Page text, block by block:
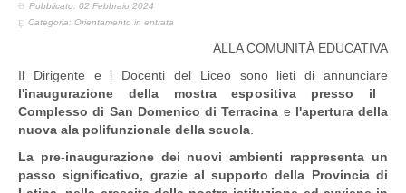
Pubblicato: 02 Febbraio 2024
Categoria: Orientamento in entrata
ALLA COMUNITÀ EDUCATIVA
Il Dirigente e i Docenti del Liceo sono lieti di annunciare
l'inaugurazione della mostra espositiva presso il
Complesso di San Domenico di Terracina e l'apertura della
nuova ala polifunzionale della scuola
La pre-inaugurazione dei nuovi ambienti rappresenta un
passo significativo, grazie al supporto della Provincia di